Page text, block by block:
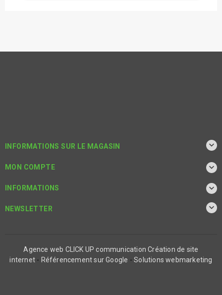
INFORMATIONS SUR LE MAGASIN 
MON COMPTE 
INFORMATIONS 
NEWSLETTER 
Agence web CLICK UP communication Création de site
internet - Référencement sur Google -Solutions webmarketing